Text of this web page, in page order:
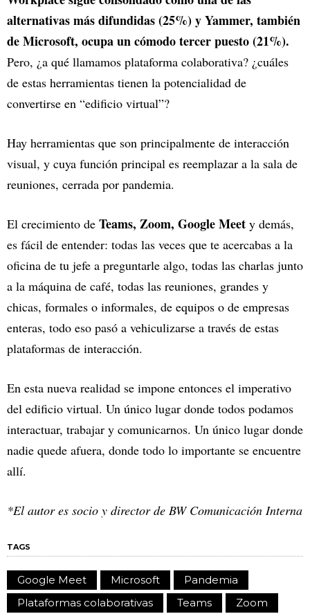
alternativas más difundidas (25%) y Yammer, también
de Microsoft, ocupa un cómodo tercer puesto (21%).
Pero, ¿a qué llamamos plataforma colaborativa? ¿cuáles
de estas herramientas tienen la potencialidad de
convertirse en “edificio virtual”?
Hay herramientas que son principalmente de interacción
visual, y cuya función principal es reemplazar a la sala de
reuniones, cerrada por pandemia.
El crecimiento de Teams, Zoom, Google Meet y demás,
es fácil de entender: todas las veces que te acercabas a la
oficina de tu jefe a preguntarle algo, todas las charlas junto
a la máquina de café, todas las reuniones, grandes y
chicas, formales o informales, de equipos o de empresas
enteras, todo eso pasó a vehiculizarse a través de estas
plataformas de interacción.
En esta nueva realidad se impone entonces el imperativo
del edificio virtual. Un único lugar donde todos podamos
interactuar, trabajar y comunicarnos. Un único lugar donde
nadie quede afuera, donde todo lo importante se encuentre
allí.
*El autor es socio y director de BW Comunicación Interna
TAGS
Google Meet Microsoft
Pandemia
Plataformas colaborativas
Teams Zoom